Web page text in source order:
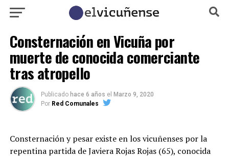
Consternación en Vicuña por
muerte de conocida comerciante
tras atropello
Publicado hace 6 años el Marzo 9, 2020
Por Red Comunales
Consternación y pesar existe en los vicuñenses por la
repentina partida de Javiera Rojas Rojas (65), conocida